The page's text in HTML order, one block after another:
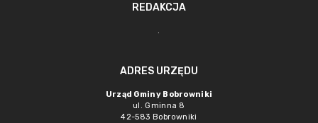
REDAKCJA
.
ADRES URZĘDU
Urząd Gminy Bobrowniki
ul. Gminna 8
42-583 Bobrowniki